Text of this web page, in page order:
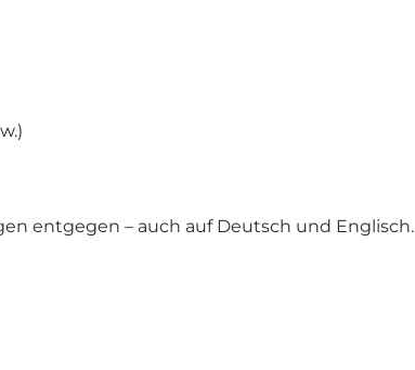
entgegen – auch auf Deutsch und Englisch.